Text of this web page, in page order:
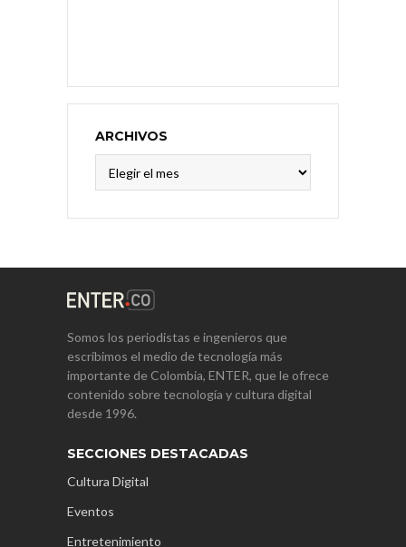
ARCHIVOS
Somos los periodistas e ingenieros que
escribimos el medio de tecnología más
importante de Colombia, ENTER, que le ofrece
contenido sobre tecnología y cultura digital
desde 1996.
SECCIONES DESTACADAS
Cultura Digital
Eventos
Entretenimiento